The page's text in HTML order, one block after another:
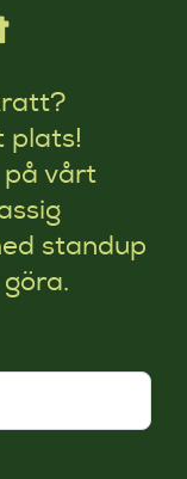
plats!
på vårt
standup